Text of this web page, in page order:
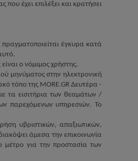
έχει επιλέξει και κρατήσει
έγκυρα κατά
ο νόμιμος χρήστης.
μηνύματος στην ηλεκτρονική
τόπο της MORE.GR Δευτέρα -
τα εισιτήρια των θεαμάτων /
παρεχόμενων υπηρεσιών. Το
υβριστικών, απαξιωτικών,
άμεσα την επικοινωνία
για την προστασία των